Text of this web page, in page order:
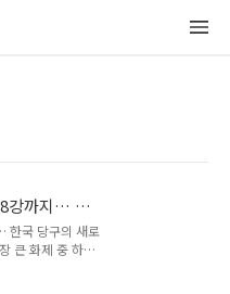
강까지… 한
한국 당구의 새로
큰 화제 중 하나
선수들이 총출